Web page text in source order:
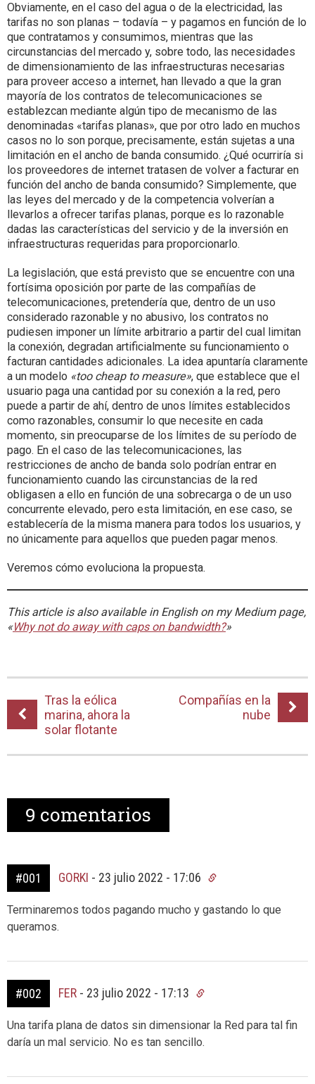
Obviamente, en el caso del agua o de la electricidad, las
tarifas no son planas – todavía – y pagamos en función de lo
que contratamos y consumimos, mientras que las
circunstancias del mercado y, sobre todo, las necesidades
de dimensionamiento de las infraestructuras necesarias
para proveer acceso a internet, han llevado a que la gran
mayoría de los contratos de telecomunicaciones se
establezcan mediante algún tipo de mecanismo de las
denominadas «tarifas planas», que por otro lado en muchos
casos no lo son porque, precisamente, están sujetas a una
limitación en el ancho de banda consumido. ¿Qué ocurriría si
los proveedores de internet tratasen de volver a facturar en
función del ancho de banda consumido? Simplemente, que
las leyes del mercado y de la competencia volverían a
llevarlos a ofrecer tarifas planas, porque es lo razonable
dadas las características del servicio y de la inversión en
infraestructuras requeridas para proporcionarlo.
La legislación, que está previsto que se encuentre con una
fortísima oposición por parte de las compañías de
telecomunicaciones, pretendería que, dentro de un uso
considerado razonable y no abusivo, los contratos no
pudiesen imponer un límite arbitrario a partir del cual limitan
la conexión, degradan artificialmente su funcionamiento o
facturan cantidades adicionales. La idea apuntaría claramente
a un modelo «too cheap to measure», que establece que el
usuario paga una cantidad por su conexión a la red, pero
puede a partir de ahí, dentro de unos límites establecidos
como razonables, consumir lo que necesite en cada
momento, sin preocuparse de los límites de su período de
pago. En el caso de las telecomunicaciones, las
restricciones de ancho de banda solo podrían entrar en
funcionamiento cuando las circunstancias de la red
obligasen a ello en función de una sobrecarga o de un uso
concurrente elevado, pero esta limitación, en ese caso, se
establecería de la misma manera para todos los usuarios, y
no únicamente para aquellos que pueden pagar menos.
Veremos cómo evoluciona la propuesta.
This article is also available in English on my Medium page,
«Why not do away with caps on bandwidth?»
Tras la eólica
marina, ahora la
solar flotante
Compañías en la
nube
9 comentarios
#001 GORKI - 23 julio 2022 - 17:06
Terminaremos todos pagando mucho y gastando lo que
queramos.
#002 FER - 23 julio 2022 - 17:13
Una tarifa plana de datos sin dimensionar la Red para tal fin
daría un mal servicio. No es tan sencillo.